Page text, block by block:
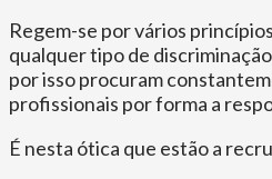
Regem-se por vários
qualquer tipo de
por isso procuram
profissionais por forma a
É nesta ótica que estão a